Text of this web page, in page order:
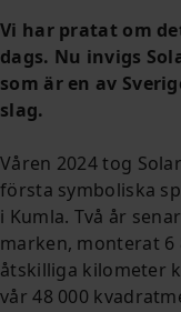
Vi har pratat om
dags. Nu invigs
som är en av
slag.
Våren 2024 tog
första symboliska
i Kumla. Två år
marken, monterat
åtskilliga kilometer
vår 48 000